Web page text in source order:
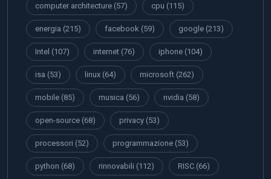
computer architecture (57) cpu (115)
energia (215) facebook (59) google (213)
Intel (107) internet (76) iphone (104)
isa (53) linux (64) microsoft (262)
mobile (85) musica (56) nvidia (58)
open-source (68) privacy (53)
processori (52) programmazione (53)
python (68) rinnovabili (112) RISC (66)